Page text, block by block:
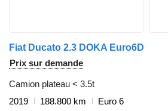
Fiat Ducato 2.3 DOKA Euro6D
Prix sur demande
Camion plateau < 3.5t
2019
188.800 km
Euro 6